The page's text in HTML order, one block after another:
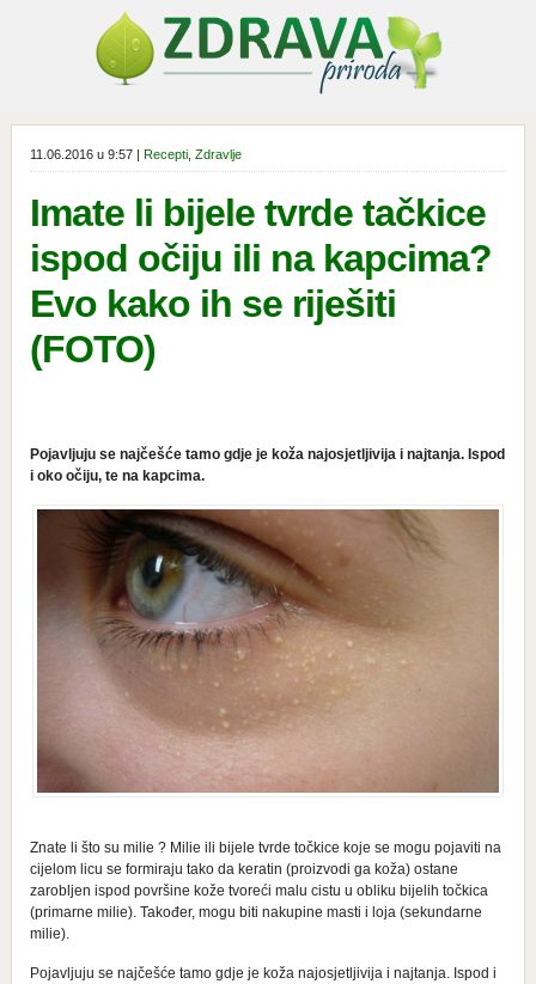
11.06.2016 u 9:57 | Recepti, Zdravlje
Imate li bijele tvrde tačkice
ispod očiju ili na kapcima?
Evo kako ih se riješiti
(FOTO)
Pojavljuju se najčešće tamo gdje je koža najosjetljivija i najtanja. Ispod
i oko očiju, te na kapcima.
Znate li što su milie ? Milie ili bijele tvrde točkice koje se mogu pojaviti na
cijelom licu se formiraju tako da keratin (proizvodi ga koža) ostane
zarobljen ispod površine kože tvoreći malu cistu u obliku bijelih točkica
(primarne milie). Također, mogu biti nakupine masti i loja (sekundarne
milie).
Pojavljuju se najčešće tamo gdje je koža najosjetljivija i najtanja. Ispod i